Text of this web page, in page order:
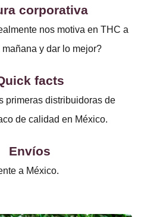
corporativa
nos motiva en THC a
mañana y dar lo mejor?
facts
primeras distribuidoras de
de calidad en México.
Envíos
a México.